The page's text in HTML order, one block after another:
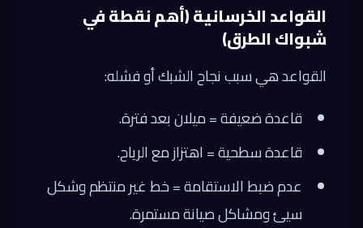
القواعد الخرسانية (أهم نقطة في
شبواك الطرق)
القواعد هي سبب نجاح الشبك أو فشله:
قاعدة ضعيفة = ميلان بعد فترة.
قاعدة سطحية = اهتزاز مع الرياح.
عدم ضبط الاستقامة = خط غير منتظم وشكل
سيئ ومشاكل صيانة مستمرة.